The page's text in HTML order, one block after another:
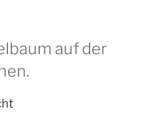
auf der